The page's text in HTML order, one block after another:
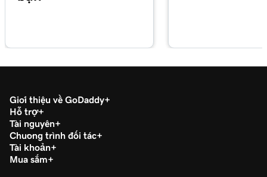
Bài học 18 (trong số 29)
Bài học 19 (trong số 29)
Thêm video vào trang WordPress của tôi
Bài học 20 (trong số 29)
Thêm PDF trong WordPress
Giới thiệu về GoDaddy
Hỗ trợ
Tài nguyên
Chương trình đối tác
Tài khoản
Mua sắm